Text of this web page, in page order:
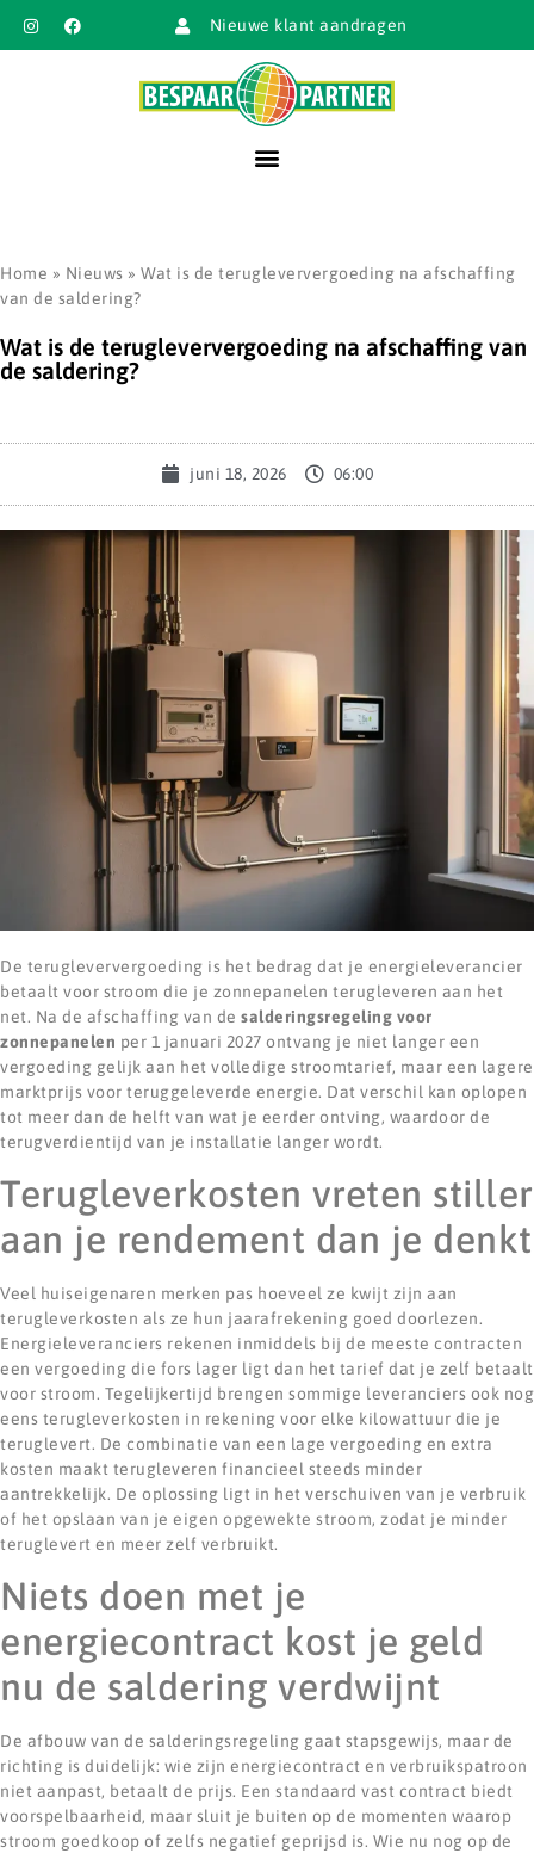
Nieuwe klant aandragen
Home » Nieuws » Wat is de terugleververgoeding na afschaffing
van de saldering?
Wat is de terugleververgoeding na afschaffing van
de saldering?
juni 18, 2026 06:00
De terugleververgoeding is het bedrag dat je energieleverancier
betaalt voor stroom die je zonnepanelen terugleveren aan het
net. Na de afschaffing van de salderingsregeling voor
zonnepanelen per 1 januari 2027 ontvang je niet langer een
vergoeding gelijk aan het volledige stroomtarief, maar een lagere
marktprijs voor teruggeleverde energie. Dat verschil kan oplopen
tot meer dan de helft van wat je eerder ontving, waardoor de
terugverdientijd van je installatie langer wordt.
Terugleverkosten vreten stiller
aan je rendement dan je denkt
Veel huiseigenaren merken pas hoeveel ze kwijt zijn aan
terugleverkosten als ze hun jaarafrekening goed doorlezen.
Energieleveranciers rekenen inmiddels bij de meeste contracten
een vergoeding die fors lager ligt dan het tarief dat je zelf betaalt
voor stroom. Tegelijkertijd brengen sommige leveranciers ook nog
eens terugleverkosten in rekening voor elke kilowattuur die je
teruglevert. De combinatie van een lage vergoeding en extra
kosten maakt terugleveren financieel steeds minder
aantrekkelijk. De oplossing ligt in het verschuiven van je verbruik
of het opslaan van je eigen opgewekte stroom, zodat je minder
teruglevert en meer zelf verbruikt.
Niets doen met je
energiecontract kost je geld
nu de saldering verdwijnt
De afbouw van de salderingsregeling gaat stapsgewijs, maar de
richting is duidelijk: wie zijn energiecontract en verbruikspatroon
niet aanpast, betaalt de prijs. Een standaard vast contract biedt
voorspelbaarheid, maar sluit je buiten op de momenten waarop
stroom goedkoop of zelfs negatief geprijsd is. Wie nu nog op de